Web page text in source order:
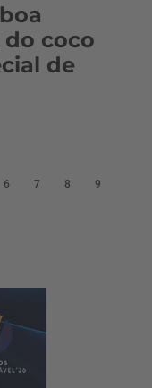
do coco
de
6 7 8 9